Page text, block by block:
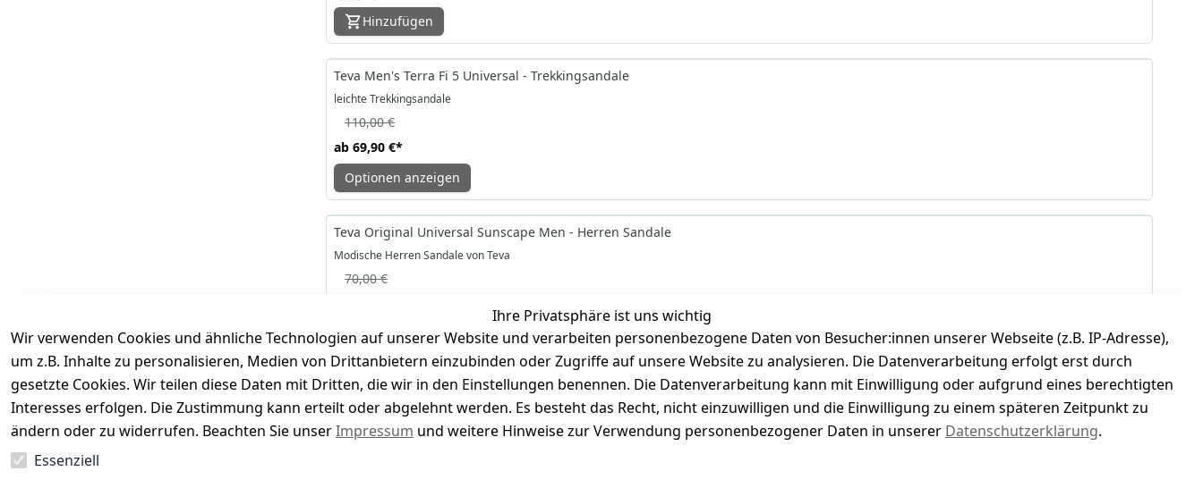
Hinzufügen
-36%
Teva Men's Terra Fi 5 Universal - Trekkingsandale
leichte Trekkingsandale
ab 69,90 €*
110,00 €
Optionen anzeigen
-43%
Teva Original Universal Sunscape Men - Herren Sandale
Modische Herren Sandale von Teva
70,00 €
Optionen anzeigen
Teva Terra Fi 5 Universal Leather Men's - Trekkingsandale
Trekkingsandale
120,00 €*
Ihre Privatsphäre ist uns wichtig
Wir verwenden Cookies und ähnliche Technologien auf unserer Website und verarbeiten personenbezogene Daten von Besucher:innen unserer Webseite (z.B. IP-Adresse),
um z.B. Inhalte zu personalisieren, Medien von Drittanbietern einzubinden oder Zugriffe auf unsere Website zu analysieren. Die Datenverarbeitung erfolgt erst durch
gesetzte Cookies. Wir teilen diese Daten mit Dritten, die wir in den Einstellungen benennen. Die Datenverarbeitung kann mit Einwilligung oder aufgrund eines berechtigten
Interesses erfolgen. Die Zustimmung kann erteilt oder abgelehnt werden. Es besteht das Recht, nicht einzuwilligen und die Einwilligung zu einem späteren Zeitpunkt zu
ändern oder zu widerrufen. Beachten Sie unserImpressum und weitere Hinweise zur Verwendung personenbezogener Daten in unserer Datenschutzerklärung.
Essenziell